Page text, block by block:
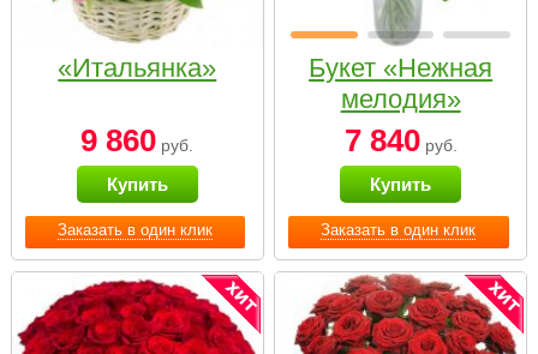
Заказать в один клик
«Итальянка»
9 860 руб.
Купить
Заказать в один клик
Букет «Нежная
мелодия»
7 840руб.
Купить